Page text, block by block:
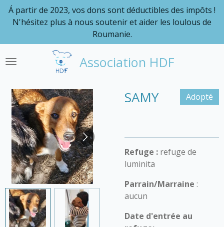
Passer
principal
Association HDF
Á partir de 2023, vos dons sont déductibles des impôts !
N'hésitez plus à nous soutenir et aider les loulous de
Roumanie.
SAMY Adopté
Refuge : refuge de
luminita
Parrain/Marraine :
aucun
Date d'entrée au